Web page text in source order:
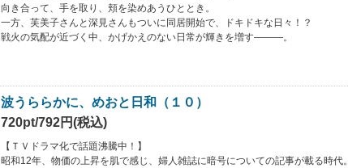
向き合って、手を取り、頬を染めあうひととき。
一方、芙美子さんと深見さんもついに同居開始で、ドキドキな日々！？
戦火の気配が近づく中、かげかえのない日常が輝きを増す―――。
波うららかに、めおと日和（１０）
720pt/792円(税込)
【ＴＶドラマ化で話題沸騰中！】
昭和12年、物価の上昇を肌で感じ、婦人雑誌に暗号についての記事が載る時代。